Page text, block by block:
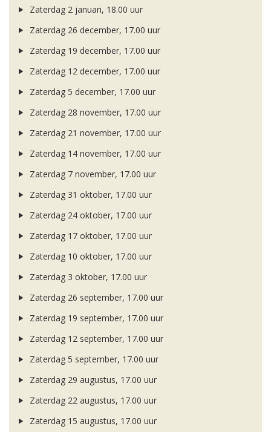
Zaterdag 2 januari, 18.00 uur
Zaterdag 26 december, 17.00 uur
Zaterdag 19 december, 17.00 uur
Zaterdag 12 december, 17.00 uur
Zaterdag 5 december, 17.00 uur
Zaterdag 28 november, 17.00 uur
Zaterdag 21 november, 17.00 uur
Zaterdag 14 november, 17.00 uur
Zaterdag 7 november, 17.00 uur
Zaterdag 31 oktober, 17.00 uur
Zaterdag 24 oktober, 17.00 uur
Zaterdag 17 oktober, 17.00 uur
Zaterdag 10 oktober, 17.00 uur
Zaterdag 3 oktober, 17.00 uur
Zaterdag 26 september, 17.00 uur
Zaterdag 19 september, 17.00 uur
Zaterdag 12 september, 17.00 uur
Zaterdag 5 september, 17.00 uur
Zaterdag 29 augustus, 17.00 uur
Zaterdag 22 augustus, 17.00 uur
Zaterdag 15 augustus, 17.00 uur